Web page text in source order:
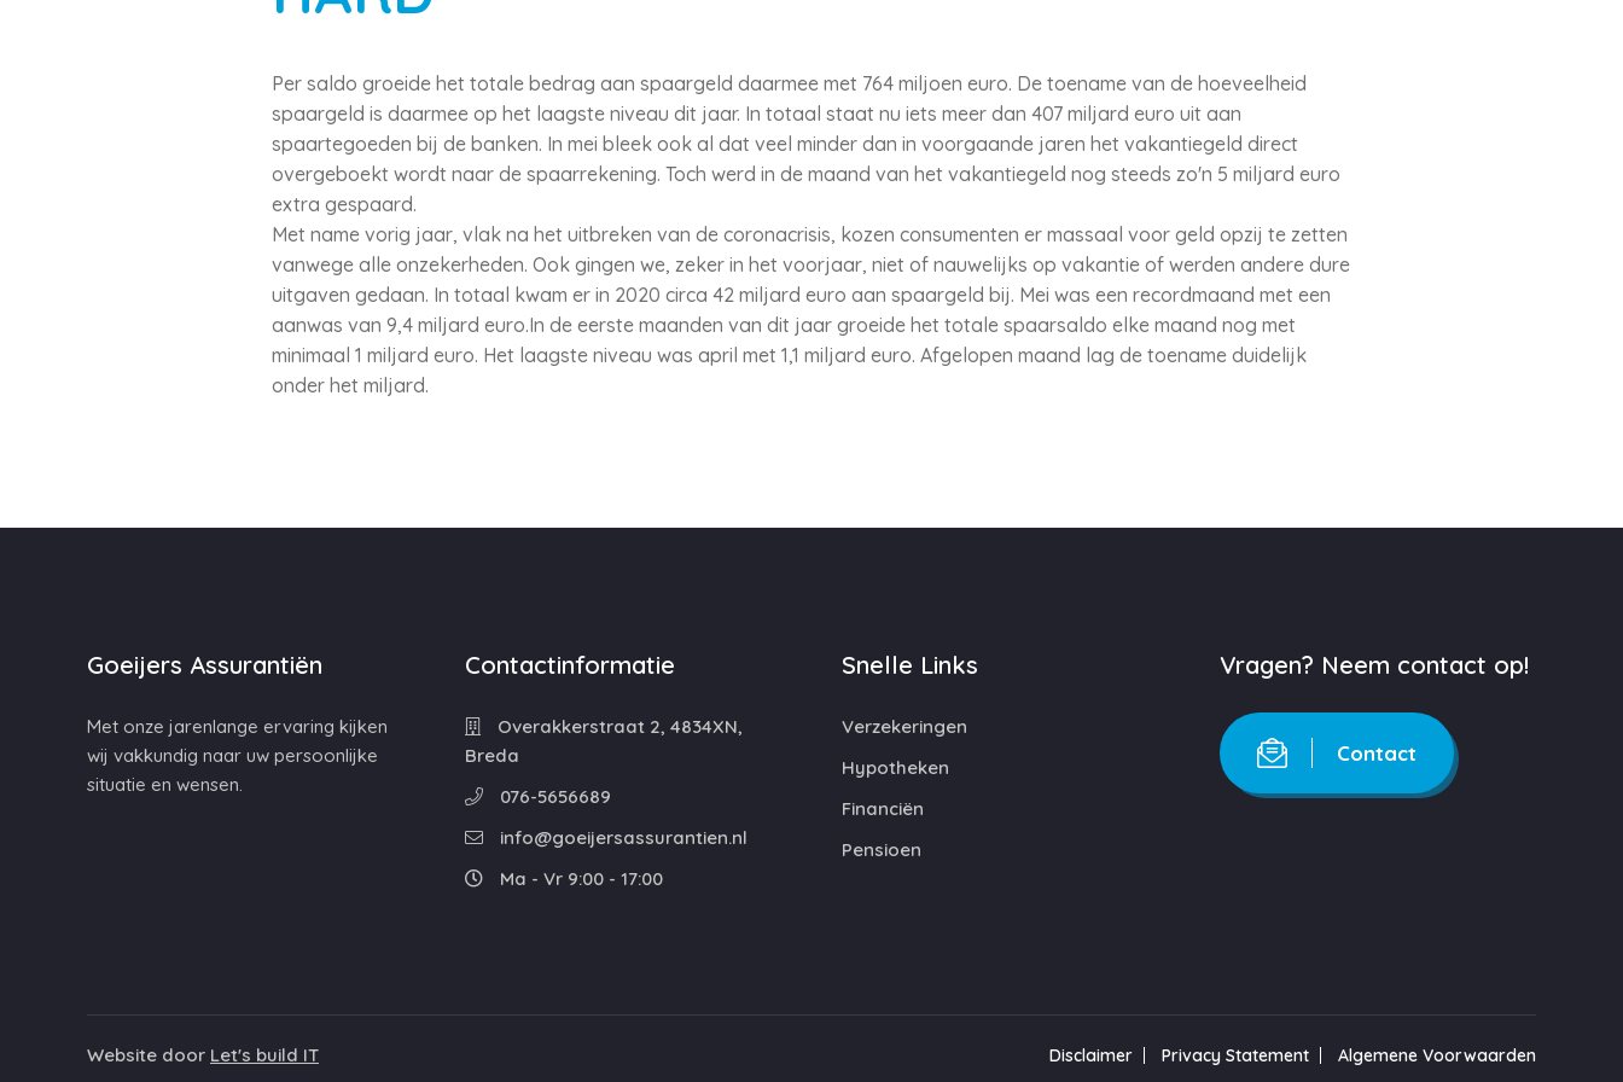
Per saldo groeide het totale bedrag aan spaargeld daarmee met 764 miljoen euro. De toename van de hoeveelheid
spaargeld is daarmee op het laagste niveau dit jaar. In totaal staat nu iets meer dan 407 miljard euro uit aan
spaartegoeden bij de banken. In mei bleek ook al dat veel minder dan in voorgaande jaren het vakantiegeld direct
overgeboekt wordt naar de spaarrekening. Toch werd in de maand van het vakantiegeld nog steeds zo'n 5 miljard euro
extra gespaard.
Met name vorig jaar, vlak na het uitbreken van de coronacrisis, kozen consumenten er massaal voor geld opzij te zetten
vanwege alle onzekerheden. Ook gingen we, zeker in het voorjaar, niet of nauwelijks op vakantie of werden andere dure
uitgaven gedaan. In totaal kwam er in 2020 circa 42 miljard euro aan spaargeld bij. Mei was een recordmaand met een
aanwas van 9,4 miljard euro.In de eerste maanden van dit jaar groeide het totale spaarsaldo elke maand nog met
minimaal 1 miljard euro. Het laagste niveau was april met 1,1 miljard euro. Afgelopen maand lag de toename duidelijk
onder het miljard.
Goeijers Assurantiën
Met onze jarenlange ervaring kijken
wij vakkundig naar uw persoonlijke
situatie en wensen.
Contactinformatie
Overakkerstraat 2, 4834XN,
Breda
076-5656689
info@goeijersassurantien.nl
Ma - Vr 9:00 - 17:00
Snelle Links
Verzekeringen
Hypotheken
Financiën
Pensioen
Vragen? Neem contact op!
Contact
Website door Let's build IT Disclaimer Privacy Statement Algemene Voorwaarden